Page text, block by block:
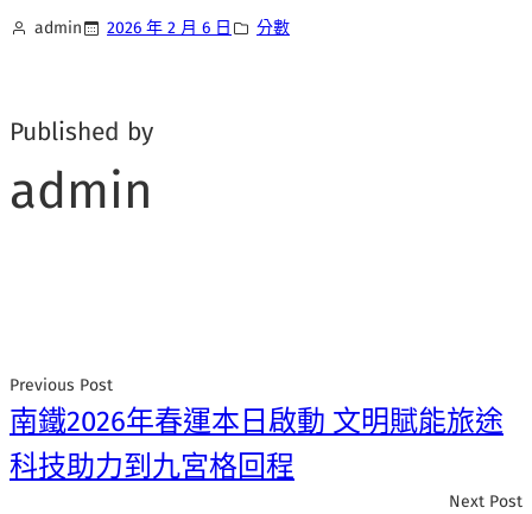
admin 2026 年 2 月 6 日 分數
Published by
admin
Previous Post
南鐵2026年春運本日啟動 文明賦能旅途
科技助力到九宮格回程
Next Post